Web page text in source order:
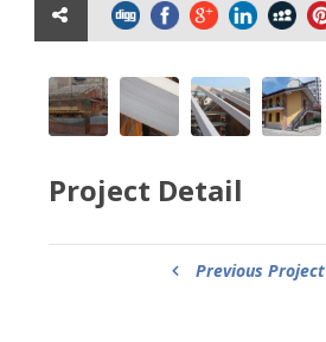
Project Detail
Previous Project